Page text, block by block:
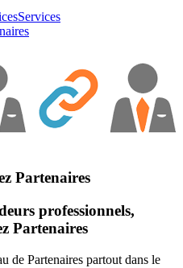
Services
Partenaires
professionnels,
Partenaires
de Partenaires partout dans le